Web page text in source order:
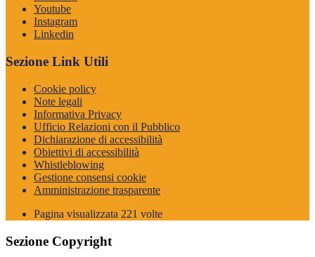
Youtube
Instagram
Linkedin
Sezione Link Utili
Cookie policy
Note legali
Informativa Privacy
Ufficio Relazioni con il Pubblico
Dichiarazione di accessibilità
Obiettivi di accessibilità
Whistleblowing
Gestione consensi cookie
Amministrazione trasparente
Pagina visualizzata 221 volte
Sezione Copyright